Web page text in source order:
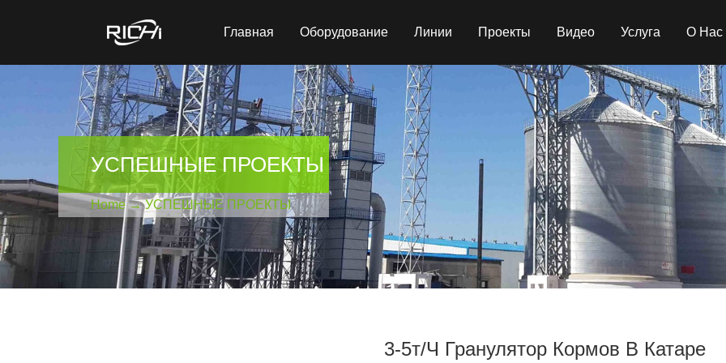
Главная Оборудование Линии Проекты Видео Услуга О Нас
УСПЕШНЫЕ ПРОЕКТЫ
Home→УСПЕШНЫЕ ПРОЕКТЫ
3-5т/ч Гранулятор Кормов В Катаре